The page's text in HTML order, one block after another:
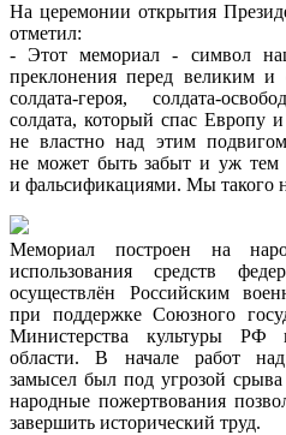
На церемонии открытия
отметил:
- Этот мемориал - символ
преклонения перед великим
солдата‑героя,
солдата, который спас Европу
не властно над этим
не может быть забыт и уж тем
и фальсификациями. Мы такого
Мемориал построен на
использования средств
осуществлён Российским
при поддержке Союзного
Министерства культуры РФ
области. В начале работ
замысел был под угрозой срыва
народные пожертвования
завершить исторический труд.